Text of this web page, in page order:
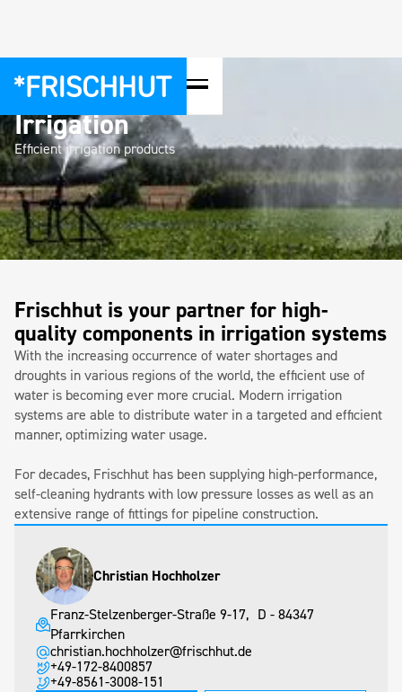
Application
Irrigation
Efficient irrigation products
Frischhut is your partner for high-
quality components in irrigation systems
With the increasing occurrence of water shortages and
droughts in various regions of the world, the efficient use of
water is becoming ever more crucial. Modern irrigation
systems are able to distribute water in a targeted and efficient
manner, optimizing water usage.
For decades, Frischhut has been supplying high-performance,
self-cleaning hydrants with low pressure losses as well as an
extensive range of fittings for pipeline construction.
Christian Hochholzer
Franz-Stelzenberger-Straße 9-17, D - 84347
Pfarrkirchen
christian.hochholzer@frischhut.de
+49-172-8400857
+49-8561-3008-151